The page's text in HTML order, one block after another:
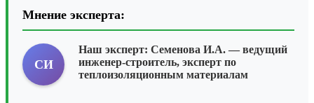
Мнение эксперта:
СИ
Наш эксперт: Семенова И.А. — ведущий
инженер-строитель, эксперт по
теплоизоляционным материалам